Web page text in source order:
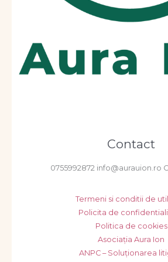
Contact
0755992872 info@aurauion.ro
Termeni si conditii de
Policita de
Politica de cookies
Asociația Aura Ion
ANPC – Soluționarea